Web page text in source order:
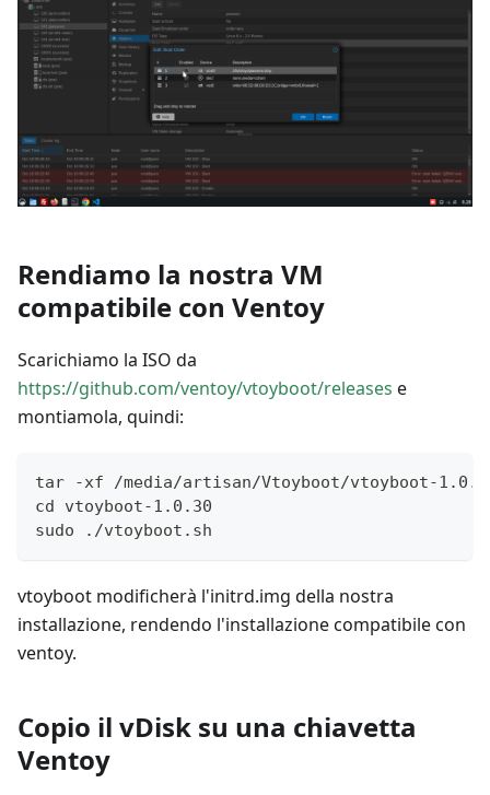
Rendiamo la nostra VM
compatibile con Ventoy
Scarichiamo la ISO da
https://github.com/ventoy/vtoyboot/releases e
montiamola, quindi:
tar -xf /media/artisan/Vtoyboot/vtoyboot-
cd vtoyboot-1.0.30
sudo ./vtoyboot.sh
vtoyboot modificherà l'initrd.img della nostra
installazione, rendendo l'installazione compatibile con
ventoy.
Copio il vDisk su una chiavetta
Ventoy